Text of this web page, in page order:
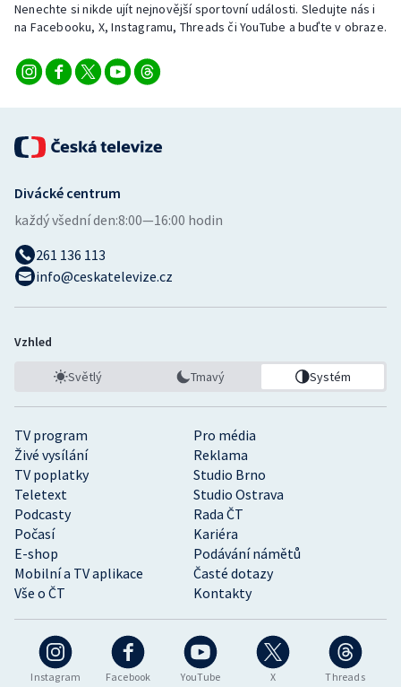
Nenechte si nikde ujít nejnovější sportovní události. Sledujte nás i
na Facebooku, X, Instagramu, Threads či YouTube a buďte v obraze.
Instagram Facebook YouTube X Threads
TV program
Pro média
Živé vysílání
Reklama
TV poplatky
Studio Brno
Teletext
Studio Ostrava
Podcasty
Rada ČT
Počasí
Kariéra
E-shop
Podávání námětů
Mobilní a TV aplikace
Časté dotazy
Vše o ČT
Kontakty
Divácké centrum
každý všední den:8:00—16:00 hodin
261 136 113
info@ceskatelevize.cz
Vzhled
Světlý Tmavý Systém